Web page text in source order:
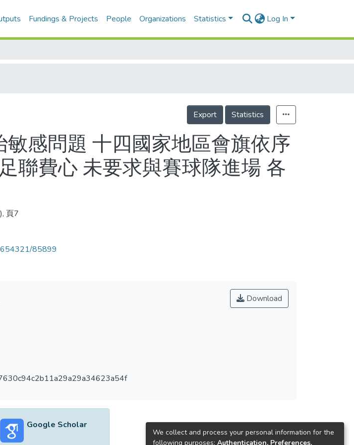
Fundings & Projects People Organizations Statistics Log In
Export Statistics
感問題 十四國家地區會旗依序
聯費心 未要求與賽球隊進場 各
頁7
85899
Download
Google Scholar
We collect and process your personal information for the
following purposes: Authentication, Preferences,